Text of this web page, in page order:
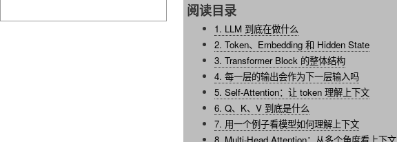
阅读目录
1. LLM 到底在做什么
2. Token、Embedding 和 Hidden State
3. Transformer Block 的整体结构
4. 每一层的输出会作为下一层输入吗
5. Self-Attention：让 token 理解上下文
6. Q、K、V 到底是什么
7. 用一个例子看模型如何理解上下文